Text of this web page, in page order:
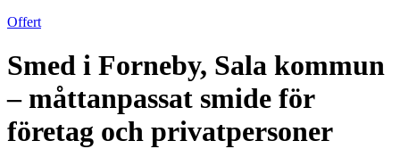
Offert
Smed i Forneby, Sala kommun
– måttanpassat smide för
företag och privatpersoner